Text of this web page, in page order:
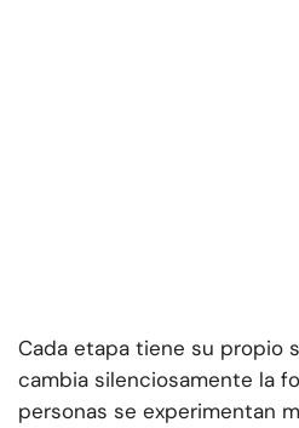
Cada etapa tiene su propio
cambia silenciosamente la
personas se experimentan